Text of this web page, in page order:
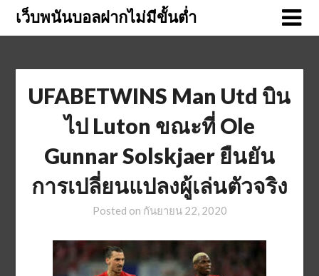
เว็บพนันบอลฝากไม่มีขั้นต่ำ
UFABETWINS Man Utd บิน
ไป Luton ขณะที่ Ole
Gunnar Solskjaer ยืนยัน
การเปลี่ยนแปลงผู้เล่นตัวจริง
Posted on กันยายน 22, 2020